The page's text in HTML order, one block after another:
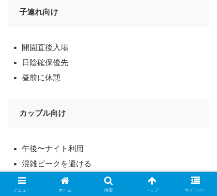
子連れ向け
開園直後入場
日陰確保優先
昼前に休憩
カップル向け
午後〜ナイト利用
混雑ピークを避ける
写真撮影は夕方がおすすめ
メニュー ホーム 検索 トップ サイドバー